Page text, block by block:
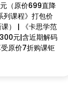
❅
❅
❅
（原价699直降
列课程》打包价
） | 《卡思学范
元|含近期解码
原价7折购课钜